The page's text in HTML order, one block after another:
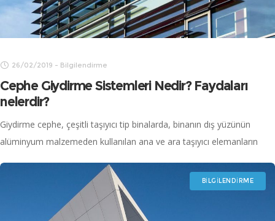
26/02/2019 - Bilgilendirme
Cephe Giydirme Sistemleri Nedir? Faydaları
nelerdir?
Giydirme cephe, çeşitli taşıyıcı tip binalarda, binanın dış yüzünün
alüminyum malzemeden kullanılan ana ve ara taşıyıcı elemanların
kompozit levha veya alüminyum levha
BILGILENDIRME